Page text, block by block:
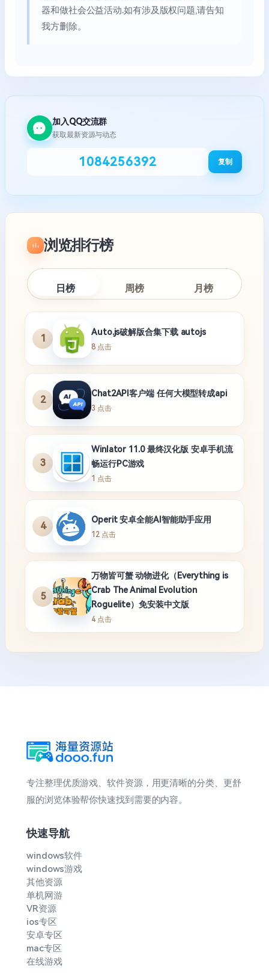
器和做社会公益活动.如有涉及版权问题,请告知
我方删除。
加入QQ交流群
获取最新资源与动态
1084256392 复制
浏览排行榜
日榜 周榜 月榜
1
Auto.js破解版合集下载 autojs
8 点击
2
Chat2API客户端 任何大模型转成api
3 点击
3
Winlator 11.0 最终汉化版 安卓手机流
畅运行PC游戏
1 点击
4
Operit 安卓全能AI智能助手应用
12 点击
5
万物皆可蟹 动物进化（Everything is
Crab The Animal Evolution
Roguelite）免安装中文版
4 点击
专注整理优质游戏、软件资源，用更清晰的分类、更舒
服的浏览体验帮你快速找到需要的内容。
快速导航
windows软件
windows游戏
其他资源
单机网游
VR资源
ios专区
安卓专区
mac专区
在线游戏